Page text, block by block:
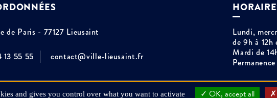
de Paris - 77127 Lieusaint
13 55 55 contact@ville-lieusaint.fr
Lundi,
de 9h à 12h
Mardi de
Plan du site Mentions légales Espace presse Commande
and gives you control over what you want to activate OK, accept all